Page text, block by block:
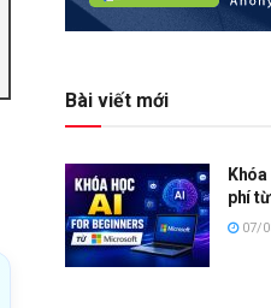
Bài viết mới
phí
07/